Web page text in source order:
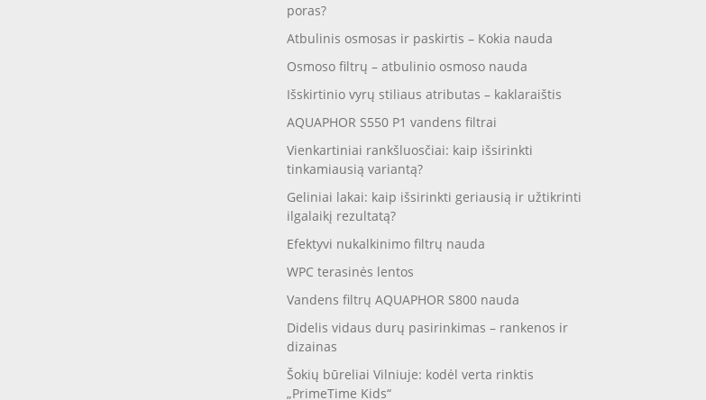
poras?
Atbulinis osmosas ir paskirtis – Kokia nauda
Osmoso filtrų – atbulinio osmoso nauda
Išskirtinio vyrų stiliaus atributas – kaklaraištis
AQUAPHOR S550 P1 vandens filtrai
Vienkartiniai rankšluosčiai: kaip išsirinkti
tinkamiausią variantą?
Geliniai lakai: kaip išsirinkti geriausią ir užtikrinti
ilgalaikį rezultatą?
Efektyvi nukalkinimo filtrų nauda
WPC terasinės lentos
Vandens filtrų AQUAPHOR S800 nauda
Didelis vidaus durų pasirinkimas – rankenos ir
dizainas
Šokių būreliai Vilniuje: kodėl verta rinktis
„PrimeTime Kids“